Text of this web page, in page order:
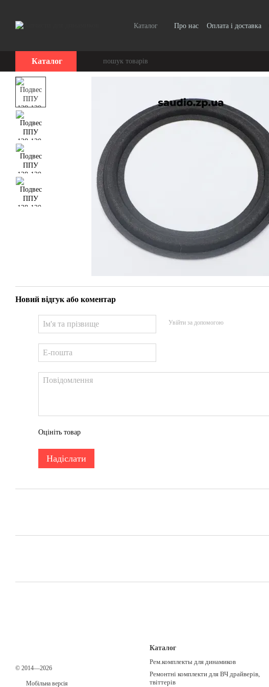
Каталог Про нас Оплата і доставка
Каталог
Новий відгук або коментар
Увійти за допомогою
Оцініть товар
Надіслати
© 2014—2026
Мобільна версія
Каталог
Рем.комплекты для динамиков
Ремонтні комплекти для ВЧ драйверів,
твіттерів